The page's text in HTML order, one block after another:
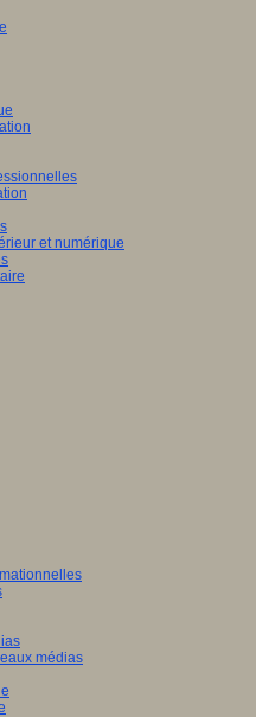
et numérique
médias